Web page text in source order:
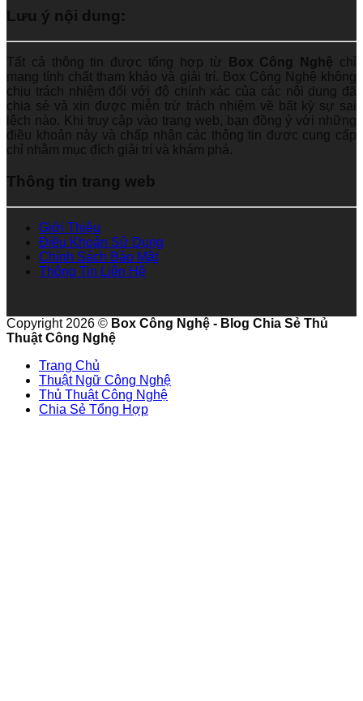
Lưu ý nội dung:
Tất cả thông tin được tổng hợp từ Box Công Nghệ chỉ
mang tính chất tham khảo và giải trí. Box Công Nghệ không
chịu trách nhiệm đối với độ chính xác của các nội dung đã
chia sẻ và xin được miễn trừ trách nhiệm về bất kỳ sự sai
lệch nào. Khi truy cập vào trang web, bạn đồng ý với những
điều khoản này và chấp nhận các thông tin được cung cấp
chỉ nhằm mục đích giải trí và khám phá.
Thông tin trang web
Giới Thiệu
Điều Khoản Sử Dụng
Chính Sách Bảo Mật
Thông Tin Liên Hệ
Copyright 2026 © Box Công Nghệ - Blog Chia Sẻ Thủ
Thuật Công Nghệ
Trang Chủ
Thuật Ngữ Công Nghệ
Thủ Thuật Công Nghệ
Chia Sẻ Tổng Hợp